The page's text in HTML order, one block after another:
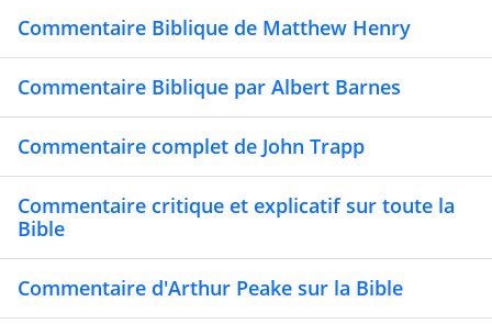
Commentaire Biblique de Matthew Henry
Commentaire Biblique par Albert Barnes
Commentaire complet de John Trapp
Commentaire critique et explicatif sur toute la
Bible
Commentaire d'Arthur Peake sur la Bible